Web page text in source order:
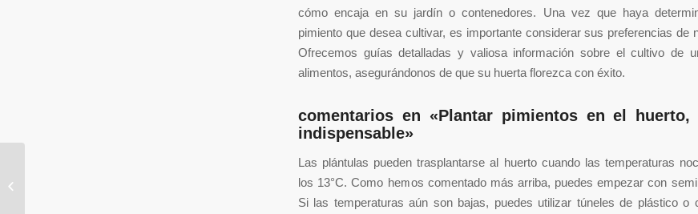
cómo encaja en su jardín o contenedores. Una vez que haya
pimiento que desea cultivar, es importante considerar sus preferencias de
Ofrecemos guías detalladas y valiosa información sobre el cultivo de
alimentos, asegurándonos de que su huerta florezca con éxito.
comentarios en «Plantar pimientos en el
indispensable»
Las plántulas pueden trasplantarse al huerto cuando las temperaturas
los 13°C. Como hemos comentado más arriba, puedes empezar con
Si las temperaturas aún son bajas, puedes utilizar túneles de plástico o